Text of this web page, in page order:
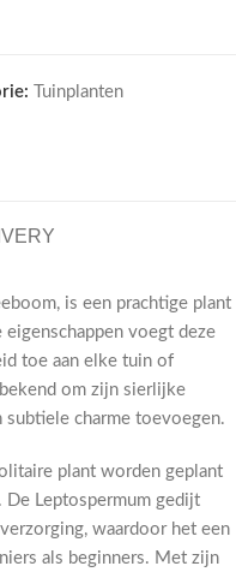
Tuinplanten
is een prachtige plant
voegt deze
toe aan elke tuin of
om zijn sierlijke
charme toevoegen.
plant worden geplant
Leptospermum gedijt
waardoor het een
als beginners. Met zijn